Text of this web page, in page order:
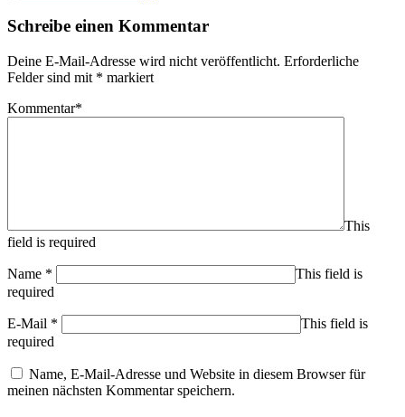
Schreibe einen Kommentar
Deine E-Mail-Adresse wird nicht veröffentlicht. Erforderliche
Felder sind mit * markiert
Kommentar*
This
field is required
Name *
This field is
required
E-Mail *
This field is
required
Name, E-Mail-Adresse und Website in diesem Browser für
meinen nächsten Kommentar speichern.